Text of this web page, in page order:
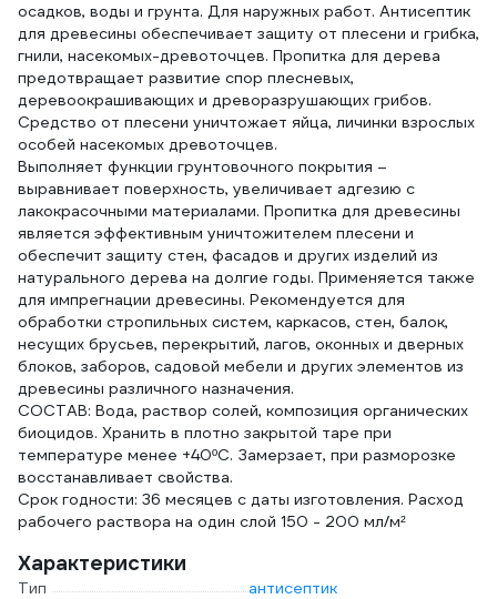
осадков, воды и грунта. Для наружных работ. Антисептик
для древесины обеспечивает защиту от плесени и грибка,
гнили, насекомых-древоточцев. Пропитка для дерева
предотвращает развитие спор плесневых,
деревоокрашивающих и древоразрушающих грибов.
Средство от плесени уничтожает яйца, личинки взрослых
особей насекомых древоточцев.
Выполняет функции грунтовочного покрытия –
выравнивает поверхность, увеличивает адгезию с
лакокрасочными материалами. Пропитка для древесины
является эффективным уничтожителем плесени и
обеспечит защиту стен, фасадов и других изделий из
натурального дерева на долгие годы. Применяется также
для импрегнации древесины. Рекомендуется для
обработки стропильных систем, каркасов, стен, балок,
несущих брусьев, перекрытий, лагов, оконных и дверных
блоков, заборов, садовой мебели и других элементов из
древесины различного назначения.
СОСТАВ: Вода, раствор солей, композиция органических
биоцидов. Хранить в плотно закрытой таре при
температуре менее +40ºС. Замерзает, при разморозке
восстанавливает свойства.
Срок годности: 36 месяцев с даты изготовления. Расход
рабочего раствора на один слой 150 - 200 мл/м²
Характеристики
Тип антисептик